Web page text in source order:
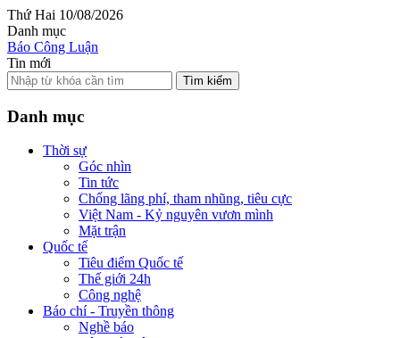
Thứ Hai 10/08/2026
Danh mục
Báo Công Luận
Tin mới
Tìm kiếm
Danh mục
Thời sự
Góc nhìn
Tin tức
Chống lãng phí, tham nhũng, tiêu cực
Việt Nam - Kỷ nguyên vươn mình
Mặt trận
Quốc tế
Tiêu điểm Quốc tế
Thế giới 24h
Công nghệ
Báo chí - Truyền thông
Nghề báo